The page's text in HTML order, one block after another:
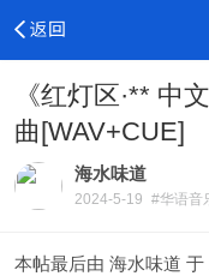
《红灯区·** 中
曲[WAV+CUE]
海水味道
2024-5-19 #华语音
本帖最后由 海水味道 于